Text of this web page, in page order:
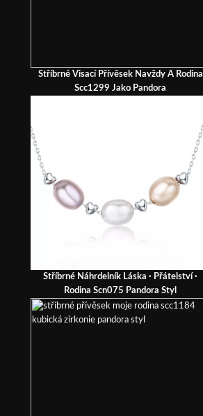
Stříbrné Visací Přívěsek Navždy A Rodina
Scc1299 Jako Pandora
Stříbrné Náhrdelník Láska · Přátelství ·
Rodina Scn075 Pandora Styl